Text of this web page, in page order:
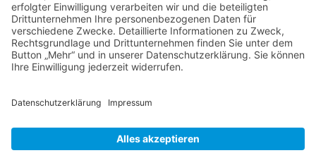
Tel.06691 8077899
info@die-linke-schwalm-eder.de
Gesetzliches
Impressum
Cookie-Einstellungen